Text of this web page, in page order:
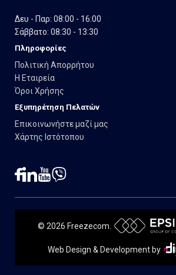
Δευ - Παρ: 08:00 - 16:00
Σάββατο: 08:30 - 13:30
Πληροφορίες
Πολιτική Απορρήτου
Η Εταιρεία
Όροι Χρήσης
Εξυπηρέτηση Πελατών
Επικοινωνήστε μαζί μας
Χάρτης Ιστότοπου
© 2026 Freezecom.
Web Design & Development by